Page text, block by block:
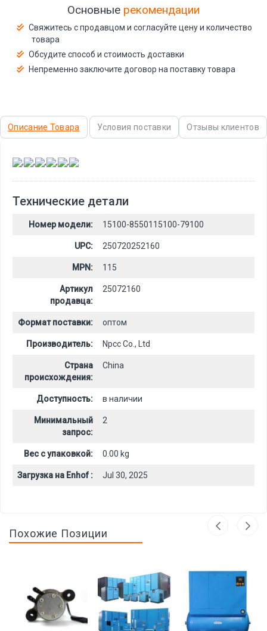
Основные рекомендации
Свяжитесь с продавцом и согласуйте цену и количество
товара
Обсудите способ и стоимость доставки
Непременно заключите договор на поставку товара
Описание Товара Условия поставки Отзывы клиентов
, , , , ,
Технические детали
Номер модели: 15100-8550115100-79100
UPC: 250720252160
MPN: 115
Артикул
продавца:
25072160
Формат поставки: оптом
Производитель: Npcc Co., Ltd
Страна
происхождения:
China
Доступность: в наличии
Минимальный
запрос:
2
Вес с упаковкой: 0.00 kg
Загрузка на Enhof : Jul 30, 2025
Похожие Позиции